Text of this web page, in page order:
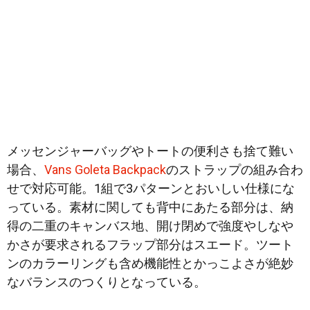
メッセンジャーバッグやトートの便利さも捨て難い
場合、 Vans Goleta Backpackのストラップの組み合わ
せで対応可能。1組で3パターンとおいしい仕様にな
っている。素材に関しても背中にあたる部分は、納
得の二重のキャンバス地、開け閉めで強度やしなや
かさが要求されるフラップ部分はスエード。ツート
ンのカラーリングも含め機能性とかっこよさが絶妙
なバランスのつくりとなっている。